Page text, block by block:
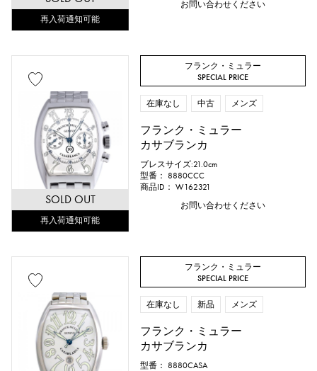
再入荷通知可能
お問い合わせください
SOLD OUT
再入荷通知可能
フランク・ミュラー
SPECIAL PRICE
在庫なし 中古 メンズ
フランク・ミュラー
カサブランカ
ブレスサイズ:21.0cm
型番： 8880CCC
商品ID： W162321
お問い合わせください
フランク・ミュラー
SPECIAL PRICE
在庫なし 新品 メンズ
フランク・ミュラー
カサブランカ
型番： 8880CASA